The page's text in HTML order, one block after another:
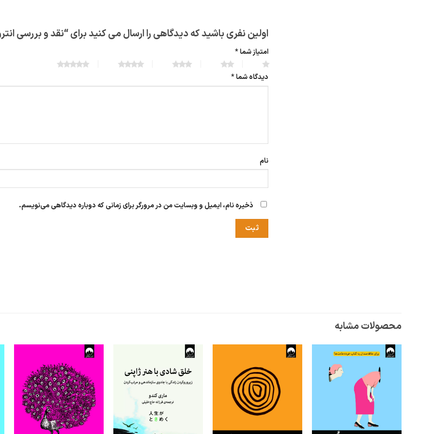
اولین نفری باشید که دیدگاهی را ارسال می کنید برای “نقد و بررسی
امتیاز شما*
دیدگاه شما*
نام
ذخیره نام، ایمیل و وبسایت من در مرورگر برای زمانی که دوباره دیدگاهی می‌نویسم.
محصولات مشابه